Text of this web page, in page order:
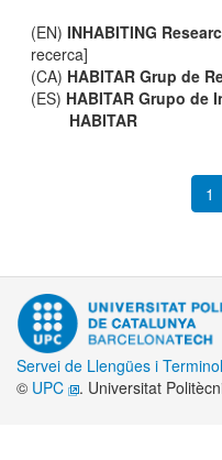
(EN)INHABITING
recerca]
(CA) HABITAR Grup de
(ES) HABITAR Grupo de
HABITAR
1
Servei de Llengües i
© UPC . Universitat